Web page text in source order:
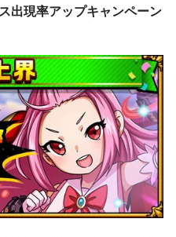
出現率アップキャンペーン